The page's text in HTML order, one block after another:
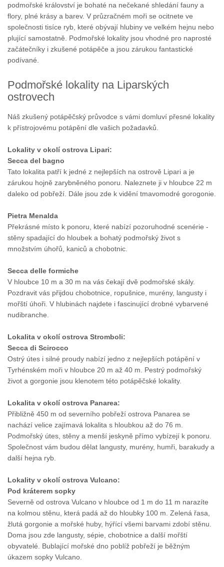
podmořské království je bohaté na nečekané shledání fauny a
flory, plné krásy a barev. V průzračném moři se ocitnete ve
společnosti tisíce ryb, které obývají hlubiny ve velkém hejnu nebo
plující samostatně. Podmořské lokality jsou vhodné pro naprosté
začátečníky i zkušené potápěče a jsou zárukou fantastické
podívané.
Podmořské lokality na Liparských
ostrovech
Náš zkušený potápěčský průvodce s vámi domluví přesné lokality
k přístrojovému potápění dle vašich požadavků.
Lokality v okolí ostrova Lipari:
Secca del bagno
Tato lokalita patří k jedné z nejlepších na ostrově Lipari a je
zárukou hojně zarybněného ponoru. Naleznete ji v hloubce 22 m
daleko od pobřeží. Dále jsou zde k vidění tmavomodré gorogonie.
Pietra Menalda
Překrásné místo k ponoru, které nabízí pozoruhodné scenérie -
stěny spadající do hloubek a bohatý podmořský život s
množstvím úhořů, kaniců a chobotnic.
Secca delle formiche
V hloubce 10 m a 30 m na vás čekají dvě podmořské skály.
Pozdravit vás přijdou chobotnice, ropušnice, murény, langusty i
mořští úhoři. V hlubinách najdete i fascinující drobné vybarvené
nudibranche.
Lokalita v okolí ostrova Stromboli:
Secca di Scirocco
Ostrý útes i silné proudy nabízí jedno z nejlepších potápění v
Tyrhénském moři v hloubce 20 m až 40 m. Pestrý podmořský
život a gorgonie jsou klenotem této potápěčské lokality.
Lokalita v okolí ostrova Panarea:
Přibližně 450 m od severního pobřeží ostrova Panarea se
nachází velice zajímavá lokalita s hloubkou až do 76 m.
Podmořský útes, stěny a menší jeskyně přímo vybízejí k ponoru.
Společnost vám budou dělat langusty, murény, humři, barakudy a
další hejna ryb.
Lokality v okolí ostrova Vulcano:
Pod kráterem sopky
Severně od ostrova Vulcano v hloubce od 1 m do 11 m narazíte
na kolmou stěnu, která padá až do hloubky 100 m. Zelená řasa,
žlutá gorgonie a mořské huby, hýřící všemi barvami zdobí stěnu.
Doma jsou zde langusty, sépie, chobotnice a další mořští
obyvatelé. Bublající mořské dno poblíž pobřeží je běžným
úkazem sopky Vulcano.